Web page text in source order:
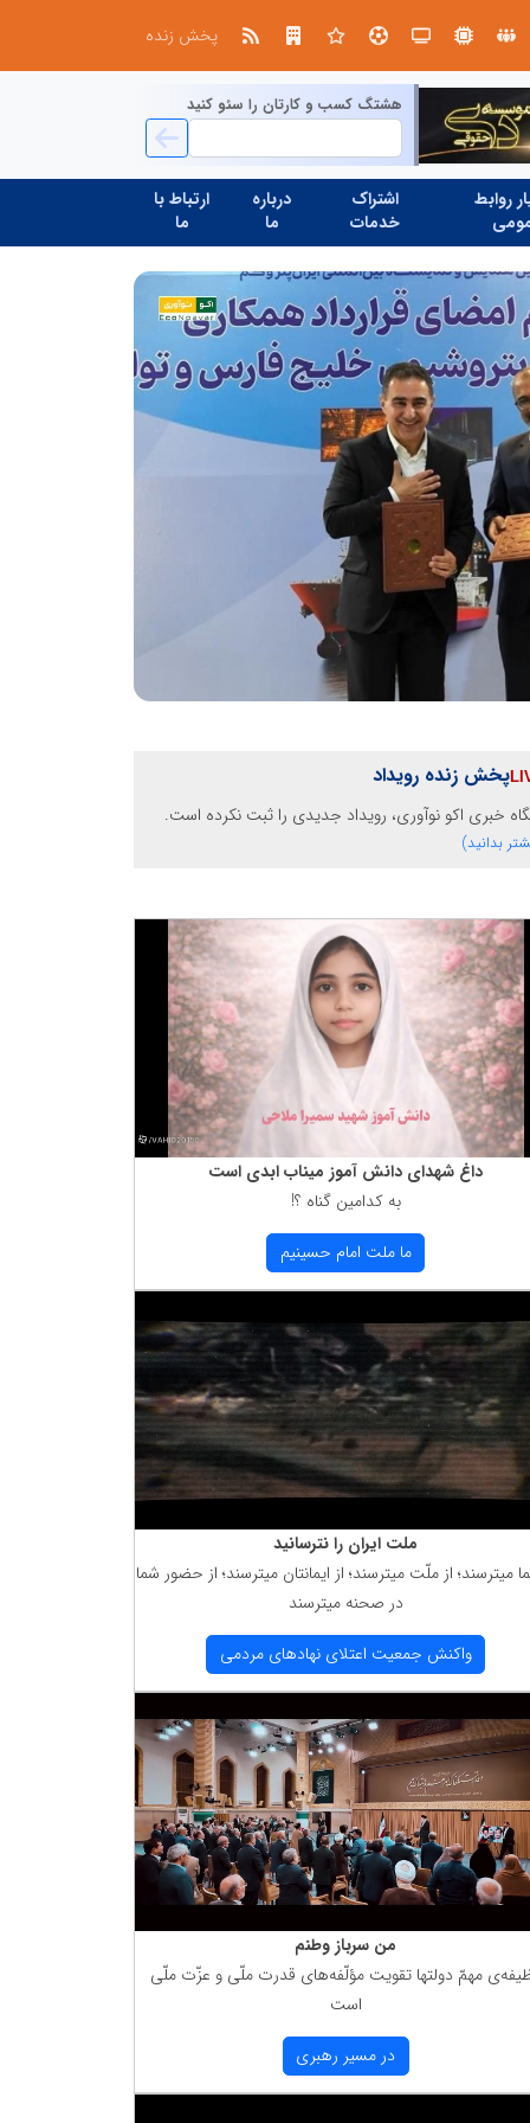
پخش زنده
هشتگ کسب و کارتان را سئو کنید
روابط
اشتراک
خدمات
درباره
ما
ارتباط با
ما
پخش زنده رویداد
خبری اکو نوآوری، رویداد جدیدی را ثبت نکرده است.
بدانید)
داغ شهدای دانش آموز میناب ابدی است
به كدامین گناه ؟!
ما ملت امام حسینیم
ملت ایران را نترسانید
میترسند؛ از ملّت میترسند؛ از ایمانتان میترسند؛ از حضور شما
در صحنه میترسند
واكنش جمعیت اعتلای نهادهای مردمی
من سرباز وطنم
مهمّ دولتها تقویت مؤلّفه‌های قدرت ملّی و عزّت ملّی
است
در مسیر رهبری